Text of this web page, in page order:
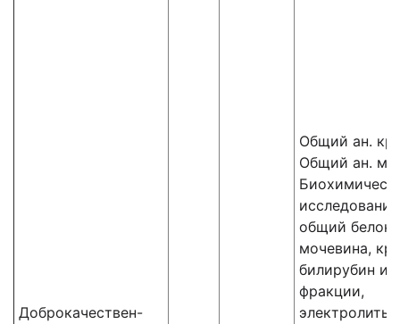
Доброкачествен-
Общий ан.
Общий ан.
общий белок,
мочевина,
билирубин и
фракции,
электролиты,